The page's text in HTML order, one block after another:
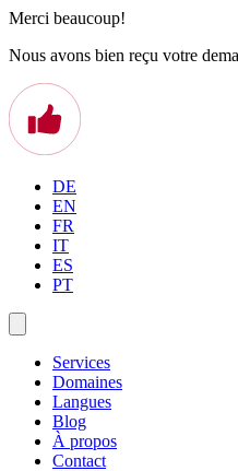
Merci beaucoup!
Nous avons bien reçu votre
DE
EN
FR
IT
ES
PT
Services
Domaines
Langues
Blog
À propos
Contact